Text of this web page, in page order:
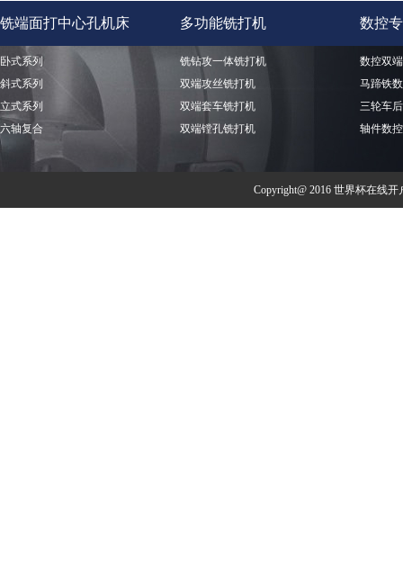
铣端面打中心孔机床 多功能铣打机 数控
卧式系列
斜式系列
立式系列
六轴复合
铣钻攻一体铣打机
双端攻丝铣打机
双端套车铣打机
双端镗孔铣打机
数控双
马蹄铁
三轮车
轴件数
Copyright@ 2016 世界杯在线